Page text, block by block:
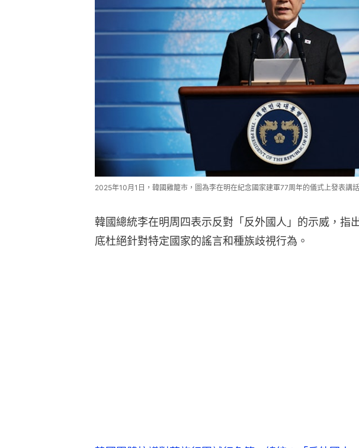
2025年10月1日，韓國雞籠市，圖為李在明在紀念國家建軍77周年的儀式上發表講話
韓國總統李在明周四表示反對「反外國人」的示威，指
底杜絕針對特定國家的謠言和種族歧視行為。